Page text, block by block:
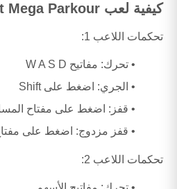
كيفية لعب Brainrot Mega Parkour
تحكمات اللاعب 1:
تحرك: مفاتيح W A S D
الجري: اضغط على Shift
قفز: اضغط على مفتاح
قفز مزدوج: اضغط على
تحكمات اللاعب 2: